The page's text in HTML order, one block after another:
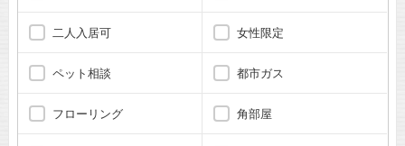
二人入居可 女性限定
ペット相談 都市ガス
フローリング 角部屋